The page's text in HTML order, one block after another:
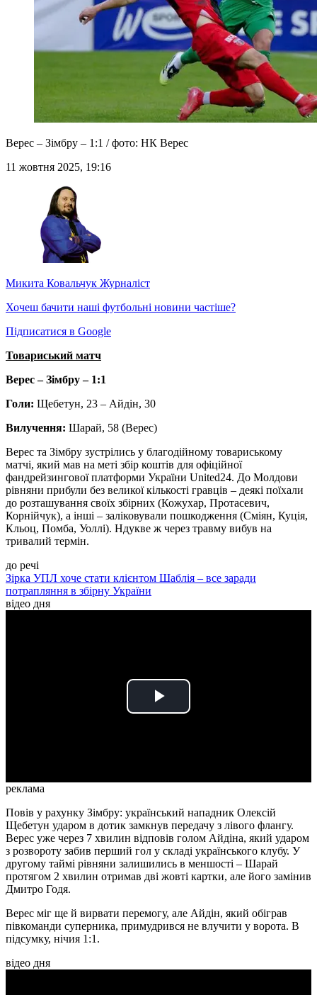
Верес – Зімбру – 1:1 / фото: НК Верес
11 жовтня 2025, 19:16
Микита Ковальчук Журналіст
Хочеш бачити наші футбольні новини частіше?
Підписатися в Google
Товариський матч
Верес – Зімбру – 1:1
Голи: Щебетун, 23 – Айдін, 30
Вилучення: Шарай, 58 (Верес)
Верес та Зімбру зустрілись у благодійному товариському
матчі, який мав на меті збір коштів для офіційної
фандрейзингової платформи України United24. До Молдови
рівняни прибули без великої кількості гравців – деякі поїхали
до розташування своїх збірних (Кожухар, Протасевич,
Корнійчук), а інші – заліковували пошкодження (Сміян, Куція,
Кльоц, Помба, Уоллі). Ндукве ж через травму вибув на
тривалий термін.
до речі
Зірка УПЛ хоче стати клієнтом Шаблія – все заради
потрапляння в збірну України
відео дня
Play
реклама
Повів у рахунку Зімбру: український нападник Олексій
Щебетун ударом в дотик замкнув передачу з лівого флангу.
Верес уже через 7 хвилин відповів голом Айдіна, який ударом
з розвороту забив перший гол у складі українського клубу. У
другому таймі рівняни залишились в меншості – Шарай
протягом 2 хвилин отримав дві жовті картки, але його замінив
Дмитро Годя.
Верес міг ще й вирвати перемогу, але Айдін, який обіграв
півкоманди суперника, примудрився не влучити у ворота. В
підсумку, нічия 1:1.
відео дня